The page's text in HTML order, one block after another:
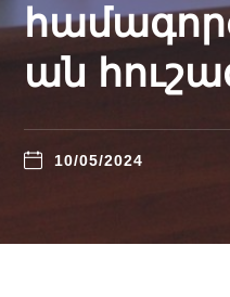
ան
10/05/2024